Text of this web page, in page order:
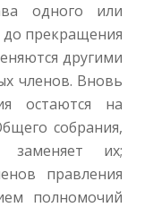
одного или
до прекращения
другими
членов. Вновь
остаются на
собрания,
заменяет их;
правления
полномочий